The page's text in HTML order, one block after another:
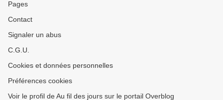
Pages
Contact
Signaler un abus
C.G.U.
Cookies et données personnelles
Préférences cookies
Voir le profil de Au fil des jours sur le portail Overblog